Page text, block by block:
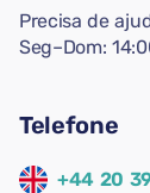
Precisa de
Seg–Dom:
Telefone
+44 20